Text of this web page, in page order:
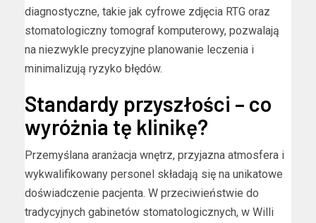
diagnostyczne, takie jak cyfrowe zdjęcia RTG oraz
stomatologiczny tomograf komputerowy, pozwalają
na niezwykle precyzyjne planowanie leczenia i
minimalizują ryzyko błędów.
Standardy przyszłości – co
wyróżnia tę klinikę?
Przemyślana aranżacja wnętrz, przyjazna atmosfera i
wykwalifikowany personel składają się na unikatowe
doświadczenie pacjenta. W przeciwieństwie do
tradycyjnych gabinetów stomatologicznych, w Willi